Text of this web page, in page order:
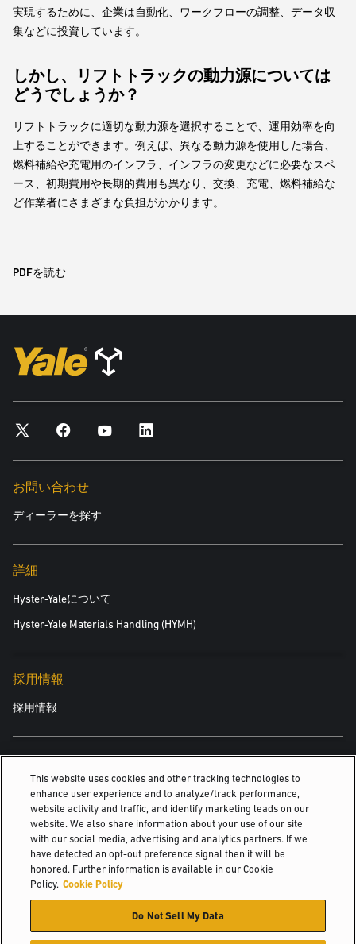
実現するために、企業は自動化、ワークフローの調整、データ収
集などに投資しています。
しかし、リフトトラックの動力源については
どうでしょうか？
リフトトラックに適切な動力源を選択することで、運用効率を向
上することができます。例えば、異なる動力源を使用した場合、
燃料補給や充電用のインフラ、インフラの変更などに必要なスペ
ース、初期費用や長期的費用も異なり、交換、充電、燃料補給な
ど作業者にさまざまな負担がかかります。
PDFを読む
お問い合わせ
ディーラーを探す
詳細
Hyster-Yaleについて
Hyster-Yale Materials Handling (HYMH)
採用情報
採用情報
4輪ICフォークリフト用空気タイヤ
エンドライダートラック
小売客
© 2026 Hyster-Yale Materials Handling, Inc., all rights reserved.
個人情報保護方針 利用規定 利用規約 Cookieポリシー
This website uses cookies and other tracking technologies to
enhance user experience and to analyze/track performance,
website activity and traffic, and identify marketing leads on our
website. We also share information about your use of our site
with our social media, advertising and analytics partners. If we
have detected an opt-out preference signal then it will be
honored. Further information is available in our Cookie
Policy. Cookie Policy
Do Not Sell My Data